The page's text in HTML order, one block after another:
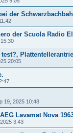
der
der Scuola Radio
20:05
19, 2025 10:48
Lavamat Nova
3:43